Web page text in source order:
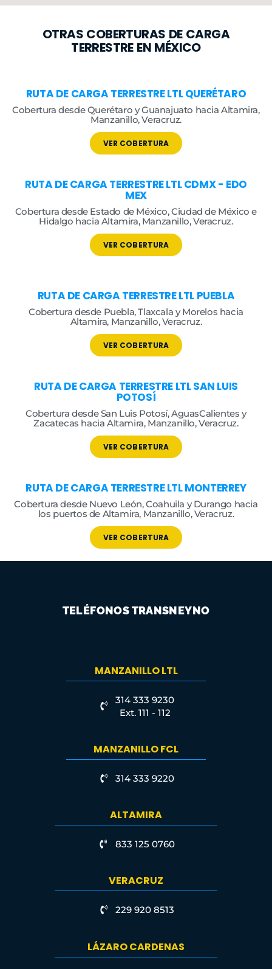
OTRAS COBERTURAS DE CARGA
TERRESTRE EN MÉXICO
RUTA DE CARGA TERRESTRELTL QUERÉTARO
Cobertura desde Querétaro y Guanajuato hacia Altamira,
Manzanillo, Veracruz.
VER COBERTURA
RUTA DE CARGA TERRESTRE LTLCDMX - EDO
MEX
Cobertura desde Estado de México, Ciudad de México e
Hidalgo hacia Altamira, Manzanillo, Veracruz.
VER COBERTURA
RUTA DE CARGA TERRESTRELTL PUEBLA
Cobertura desde Puebla, Tlaxcala y Morelos hacia
Altamira, Manzanillo, Veracruz.
VER COBERTURA
RUTA DE CARGA TERRESTRE LTL SAN LUIS
POTOSÍ
Cobertura desde San Luis Potosí, AguasCalientes y
Zacatecas hacia Altamira, Manzanillo, Veracruz.
VER COBERTURA
RUTA DE CARGA TERRESTRE LTLMONTERREY
Cobertura desde Nuevo León, Coahuila y Durango hacia
los puertos de Altamira, Manzanillo, Veracruz.
VER COBERTURA
TELÉFONOS TRANSNEYNO
MANZANILLO LTL
314 333 9230
Ext. 111 - 112
MANZANILLO FCL
314 333 9220
ALTAMIRA
833 125 0760
VERACRUZ
229 920 8513
LÁZARO CARDENAS